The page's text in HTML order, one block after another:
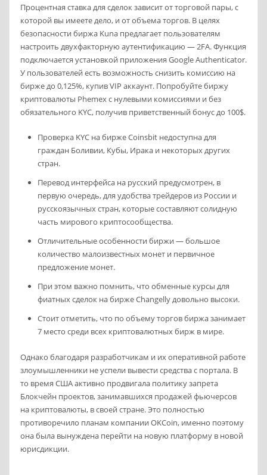
Процентная ставка для сделок зависит от торговой пары, с
которой вы имеете дело, и от объема торгов. В целях
безопасности биржа Kuna предлагает пользователям
настроить двухфакторную аутентификацию — 2FA. Функция
подключается установкой приложения Google Authenticator.
У пользователей есть возможность снизить комиссию на
бирже до 0,125%, купив VIP аккаунт. Попробуйте биржу
криптовалюты Phemex с нулевыми комиссиями и без
обязательного KYC, получив приветственный бонус до 100$.
Проверка KYC на бирже Coinsbit недоступна для
граждан Боливии, Кубы, Ирака и некоторых других
стран.
Перевод интерфейса на русский предусмотрен, в
первую очередь, для удобства трейдеров из России и
русскоязычных стран, которые составляют солидную
часть мирового криптосообщества.
Отличительные особенности биржи — большое
количество малоизвестных монет и первичное
предложение монет.
При этом важно помнить, что обменные курсы для
фиатных сделок на бирже Changelly довольно высоки.
Стоит отметить, что по объему торгов биржа занимает
7 место среди всех криптовалютных бирж в мире.
Однако благодаря разработчикам и их оперативной работе
злоумышленники не успели вывести средства с портала. В
то время США активно продвигала политику запрета
Блокчейн проектов, занимавшихся продажей фьючерсов
на криптовалюты, в своей стране. Это полностью
противоречило планам компании OKCoin, именно поэтому
она была вынуждена перейти на новую платформу в новой
юрисдикции.